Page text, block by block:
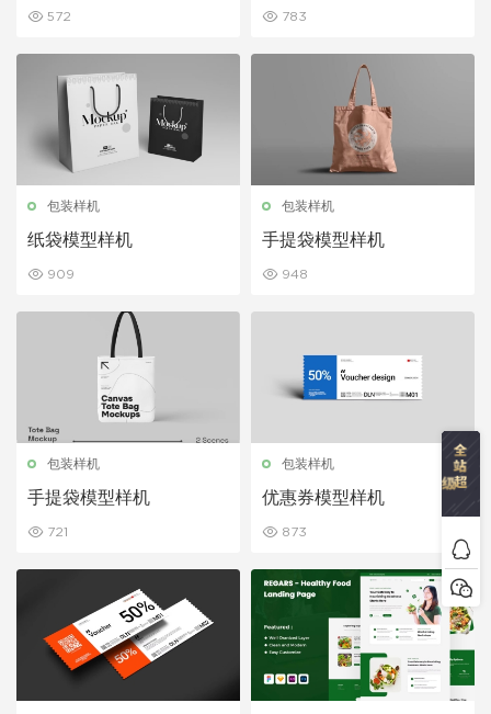
572 783
包装样机
纸袋模型样机
909
包装样机
手提袋模型样机
948
包装样机
手提袋模型样机
721
包装样机
优惠券模型样机
873